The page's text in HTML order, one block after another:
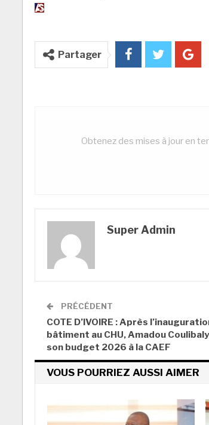
Partager
Obtenez des mises à jour en
Super Admin
PRÉCÉDENT
COTE D’IVOIRE : Après
bâtiment au CHU, Amadou
son budget 2026 à la CAEF
VOUS POURRIEZ AUSSI AIMER